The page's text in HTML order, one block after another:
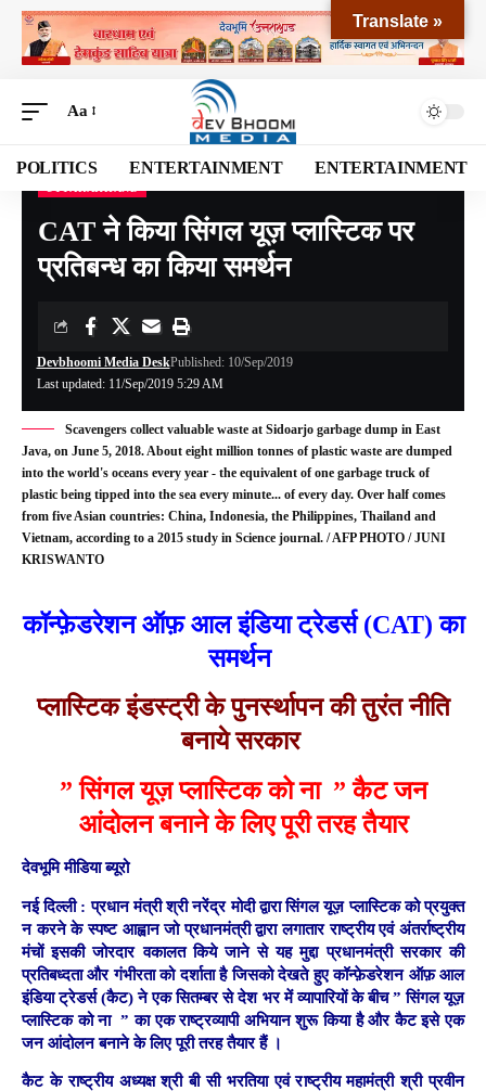
Aa
POLITICS ENTERTAINMENT ENTERTAINMENT
Devbhoomi Media>Blog>NATIONAL >UTTARAKHAND>CAT ने किया सिंगल यूज़ प्लास्टिक पर प्रतिबन्ध का किया समर्थन
CAT ने किया सिंगल यूज़ प्लास्टिक पर
प्रतिबन्ध का किया समर्थन
Last updated: 11/Sep/2019 5:29 AM
Devbhoomi Media DeskPublished: 10/Sep/2019
Scavengers collect valuable waste at Sidoarjo garbage dump in East
Java, on June 5, 2018. About eight million tonnes of plastic waste are dumped
into the world's oceans every year - the equivalent of one garbage truck of
plastic being tipped into the sea every minute... of every day. Over half comes
from five Asian countries: China, Indonesia, the Philippines, Thailand and
Vietnam, according to a 2015 study in Science journal. / AFP PHOTO / JUNI
KRISWANTO
कॉन्फ़ेडरेशन ऑफ़ आल इंडिया ट्रेडर्स (CAT) का
समर्थन
प्लास्टिक इंडस्ट्री के पुनर्स्थापन की तुरंत नीति
बनाये सरकार
” सिंगल यूज़ प्लास्टिक को ना ” कैट जन
आंदोलन बनाने के लिए पूरी तरह तैयार
देवभूमि मीडिया ब्यूरो
नई दिल्ली : प्रधान मंत्री श्री नरेंद्र मोदी द्वारा सिंगल यूज़ प्लास्टिक को प्रयुक्त
न करने के स्पष्ट आह्वान जो प्रधानमंत्री द्वारा लगातार राष्ट्रीय एवं अंतर्राष्ट्रीय
मंचों इसकी जोरदार वकालत किये जाने से यह मुद्दा प्रधानमंत्री सरकार की
प्रतिबध्दता और गंभीरता को दर्शाता है जिसको देखते हुए कॉन्फ़ेडरेशन ऑफ़ आल
इंडिया ट्रेडर्स (कैट) ने एक सितम्बर से देश भर में व्यापारियों के बीच ” सिंगल यूज़
प्लास्टिक को ना ” का एक राष्ट्रव्यापी अभियान शुरू किया है और कैट इसे एक
जन आंदोलन बनाने के लिए पूरी तरह तैयार हैं ।
कैट के राष्ट्रीय अध्यक्ष श्री बी सी भरतिया एवं राष्ट्रीय महामंत्री श्री प्रवीन
Translate »